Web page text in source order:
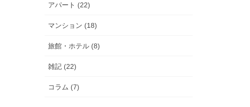
アパート (22)
マンション (18)
旅館・ホテル (8)
雑記 (22)
コラム (7)